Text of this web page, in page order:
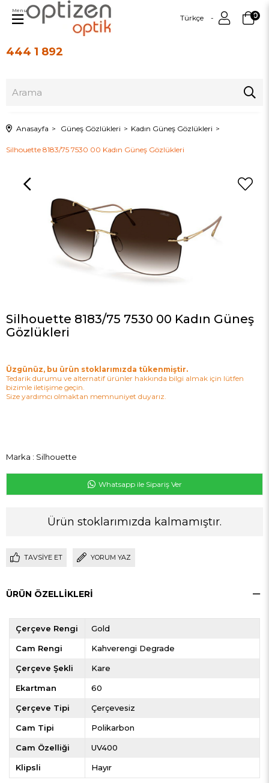
444 1 892
Türkçe 0
Menu
Anasayfa Güneş Gözlükleri Kadın Güneş Gözlükleri
Silhouette 8183/75 7530 00 Kadın Güneş Gözlükleri
Silhouette 8183/75 7530 00 Kadın Güneş
Gözlükleri
Üzgünüz, bu ürün stoklarımızda tükenmiştir.
Tedarik durumu ve alternatif ürünler hakkında bilgi almak için lütfen
bizimle iletişime geçin.
Size yardımcı olmaktan memnuniyet duyarız.
Marka : Silhouette
Whatsapp ile Sipariş Ver
Ürün stoklarımızda kalmamıştır.
TAVSIYE ET YORUM YAZ
ÜRÜN ÖZELLIKLERI
Çerçeve Rengi Gold
Cam Rengi Kahverengi Degrade
Çerçeve Şekli Kare
Ekartman 60
Çerçeve Tipi Çerçevesiz
Cam Tipi Polikarbon
Cam Özelliği UV400
Klipsli Hayır